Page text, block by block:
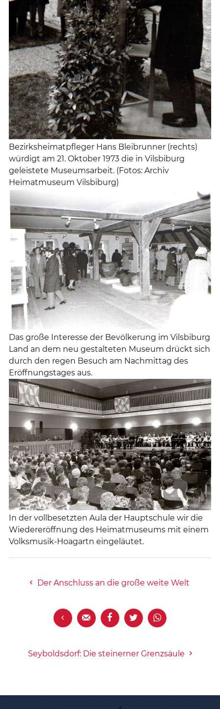
Bezirksheimatpfleger Hans Bleibrunner (rechts)
würdigt am 21. Oktober 1973 die in Vilsbiburg
geleistete Museumsarbeit. (Fotos: Archiv
Heimatmuseum Vilsbiburg)
Das große Interesse der Bevölkerung im Vilsbiburg
Land an dem neu gestalteten Museum drückt sich
durch den regen Besuch am Nachmittag des
Eröffnungstages aus.
In der vollbesetzten Aula der Hauptschule wir die
Wiedereröffnung des Heimatmuseums mit einem
Volksmusik-Hoagartn eingeläutet.
Der Anschluss an die große weite Welt
    
Seyboldsdorf: Die steinerner Grenzsäule